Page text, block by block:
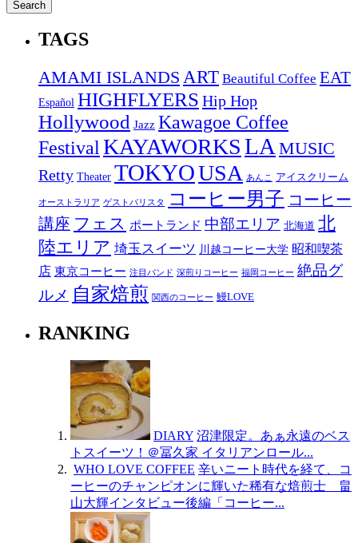
TAGS
AMAMI ISLANDS ART Beautiful Coffee EAT
Español HIGHFLYERS Hip Hop
Hollywood Jazz Kawagoe Coffee
Festival KAYAWORKSLA MUSIC
Retty Theater TOKYOUSA あんこ アイスクリーム
オーストラリア ゲストバリスタ コーヒー男子 コーヒー
講座 フェス ポートランド 中部エリア 北海道 北
陸エリア 埼玉スイーツ 川越コーヒー大学 昭和喫茶
店 東京コーヒー 注目バンド 深煎りコーヒー 福岡コーヒー 絶品グ
ルメ 自家焙煎 関西のコーヒー 鰻LOVE
RANKING
DIARY 沼津限定。あぁ永遠のベス
トスイーツ！＠冨久家 イタリアンロール...
WHO LOVE COFFEE 辛いニート時代を経て、コ
ーヒーのチャンピオンに輝いた稀有な焙煎士 畠
山大輝インタビュー後編「コーヒー...